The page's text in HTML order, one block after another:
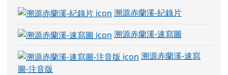
溯源赤蘭溪-紀錄片
溯源赤蘭溪-速寫圖
溯源赤蘭溪-速寫
圖-注音版